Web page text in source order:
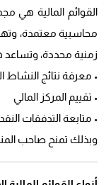
القوائم المالية هي
محاسبية معتمدة،
زمنية محددة، وتساعد
• معرفة نتائج النشاط
• تقييم المركز المالي
• متابعة التدفقات النقدية
وبذلك تمنح صاحب